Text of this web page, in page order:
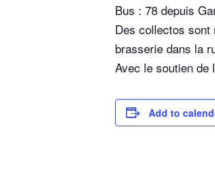
Bus : 78 depuis
Des collectos sont
brasserie dans la
Avec le soutien de
Add to